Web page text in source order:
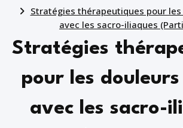
Stratégies thérapeutiques pour
avec les sacro-iliaques
Stratégies
pour les
avec les sacro-